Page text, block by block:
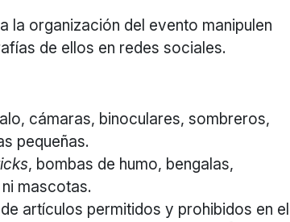
la organización del evento manipulen
de ellos en redes sociales.
cámaras, binoculares, sombreros,
pequeñas.
, bombas de humo, bengalas,
mascotas.
artículos permitidos y prohibidos en el